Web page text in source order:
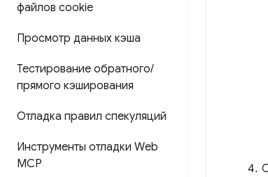
файлов cookie
Просмотр данных кэша
Тестирование обратного/
прямого кэширования
Отладка правил спекуляций
Инструменты отладки Web
MCP